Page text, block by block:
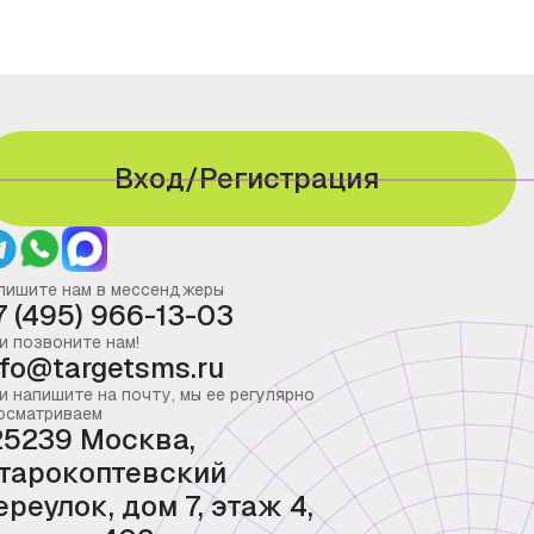
Вход/Регистрация
нам в мессенджеры
(495) 966-13-03
позвоните нам!
напишите на почту, мы ее регулярно
Москва,
дом 7, этаж 4,